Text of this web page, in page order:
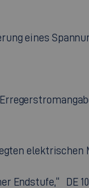
eines
elektrischen
DE 10